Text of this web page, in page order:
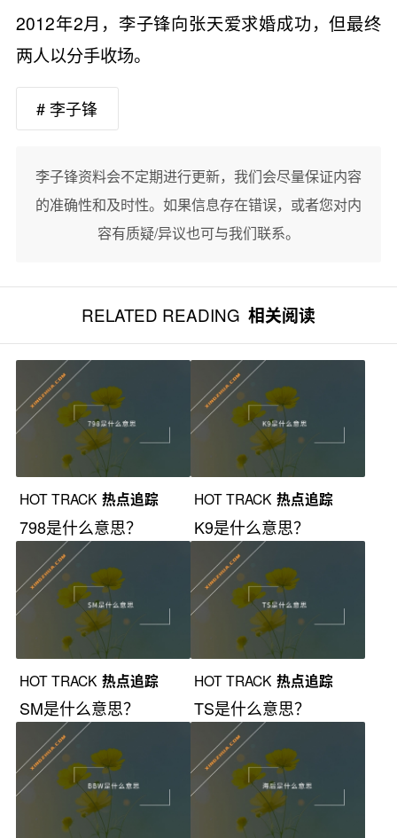
2012年2月，李子锋向张天爱求婚成功，但最终
两人以分手收场。
# 李子锋
李子锋资料会不定期进行更新，我们会尽量保证内容
的准确性和及时性。如果信息存在错误，或者您对内
容有质疑/异议也可与我们联系。
RELATED READING 相关阅读
HOT TRACK 热点追踪
798是什么意思？
HOT TRACK 热点追踪
K9是什么意思？
HOT TRACK 热点追踪
SM是什么意思？
HOT TRACK 热点追踪
TS是什么意思？